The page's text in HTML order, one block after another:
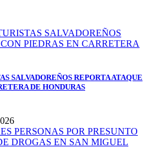
SALVADOREÑOS REPORTA ATAQUE
DE HONDURAS